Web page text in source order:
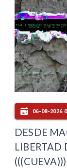
06-08-2026
DESDE
LIBERTAD